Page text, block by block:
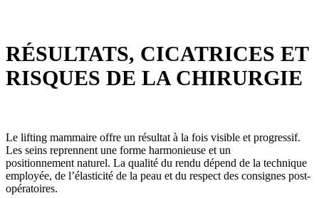
RÉSULTATS, CICATRICES ET
RISQUES DE LA CHIRURGIE
Le lifting mammaire offre un résultat à la fois visible et progressif.
Les seins reprennent une forme harmonieuse et un
positionnement naturel. La qualité du rendu dépend de la technique
employée, de l’élasticité de la peau et du respect des consignes post-
opératoires.